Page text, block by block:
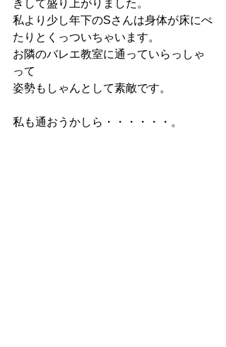
きして盛り上がりました。
私より少し年下のSさんは身体が床にぺ
たりとくっついちゃいます。
お隣のバレエ教室に通っていらっしゃ
って
姿勢もしゃんとして素敵です。
私も通おうかしら・・・・・・。